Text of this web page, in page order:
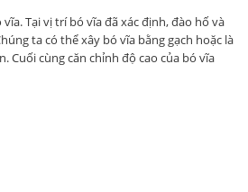
Tại vị trí bó vĩa đã xác định, đào hố và
ta có thể xây bó vĩa bằng gạch hoặc là
Cuối cùng căn chỉnh độ cao của bó vĩa